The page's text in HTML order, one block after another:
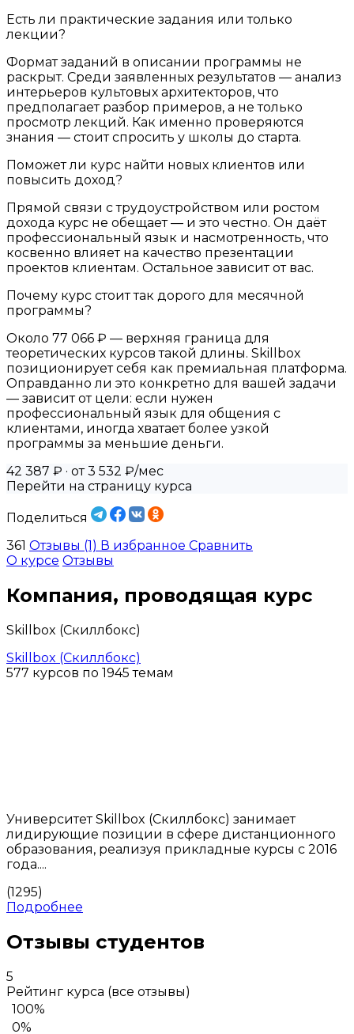
Есть ли практические задания или только
лекции?
Формат заданий в описании программы не
раскрыт. Среди заявленных результатов — анализ
интерьеров культовых архитекторов, что
предполагает разбор примеров, а не только
просмотр лекций. Как именно проверяются
знания — стоит спросить у школы до старта.
Поможет ли курс найти новых клиентов или
повысить доход?
Прямой связи с трудоустройством или ростом
дохода курс не обещает — и это честно. Он даёт
профессиональный язык и насмотренность, что
косвенно влияет на качество презентации
проектов клиентам. Остальное зависит от вас.
Почему курс стоит так дорого для месячной
программы?
Около 77 066 ₽ — верхняя граница для
теоретических курсов такой длины. Skillbox
позиционирует себя как премиальная платформа.
Оправданно ли это конкретно для вашей задачи
— зависит от цели: если нужен
профессиональный язык для общения с
клиентами, иногда хватает более узкой
программы за меньшие деньги.
42 387 ₽ · от 3 532 ₽/мес
Перейти на страницу курса
Поделиться
361 Отзывы (1) В избранное Сравнить
О курсе Отзывы
Компания, проводящая курс
Skillbox (Скиллбокс)
Skillbox (Скиллбокс)
577 курсов по 1945 темам
Университет Skillbox (Скиллбокс) занимает
лидирующие позиции в сфере дистанционного
образования, реализуя прикладные курсы с 2016
года....
(1295)
Подробнее
Отзывы студентов
5
Рейтинг курса (все отзывы)
100%
0%